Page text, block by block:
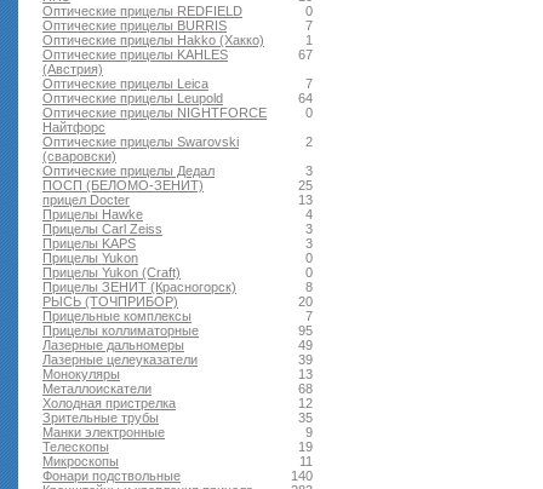
0
Оптические прицелы REDFIELD
7
Оптические прицелы BURRIS
1
Оптические прицелы Hakko (Хакко)
67
Оптические прицелы KAHLES
(Австрия)
7
Оптические прицелы Leica
64
Оптические прицелы Leupold
0
Оптические прицелы NIGHTFORCE
Найтфорс
2
Оптические прицелы Swarovski
(сваровски)
3
Оптические прицелы Дедал
25
ПОСП (БЕЛОМО-ЗЕНИТ)
13
прицел Docter
4
Прицелы Hawke
3
Прицелы Carl Zeiss
3
Прицелы KAPS
0
Прицелы Yukon
0
Прицелы Yukon (Craft)
8
Прицелы ЗЕНИТ (Красногорск)
20
РЫСЬ (ТОЧПРИБОР)
7
Прицельные комплексы
95
Прицелы коллиматорные
49
Лазерные дальномеры
39
Лазерные целеуказатели
13
Монокуляры
68
Металлоискатели
12
Холодная пристрелка
35
Зрительные трубы
9
Манки электронные
19
Телескопы
11
Микроскопы
140
Фонари подствольные